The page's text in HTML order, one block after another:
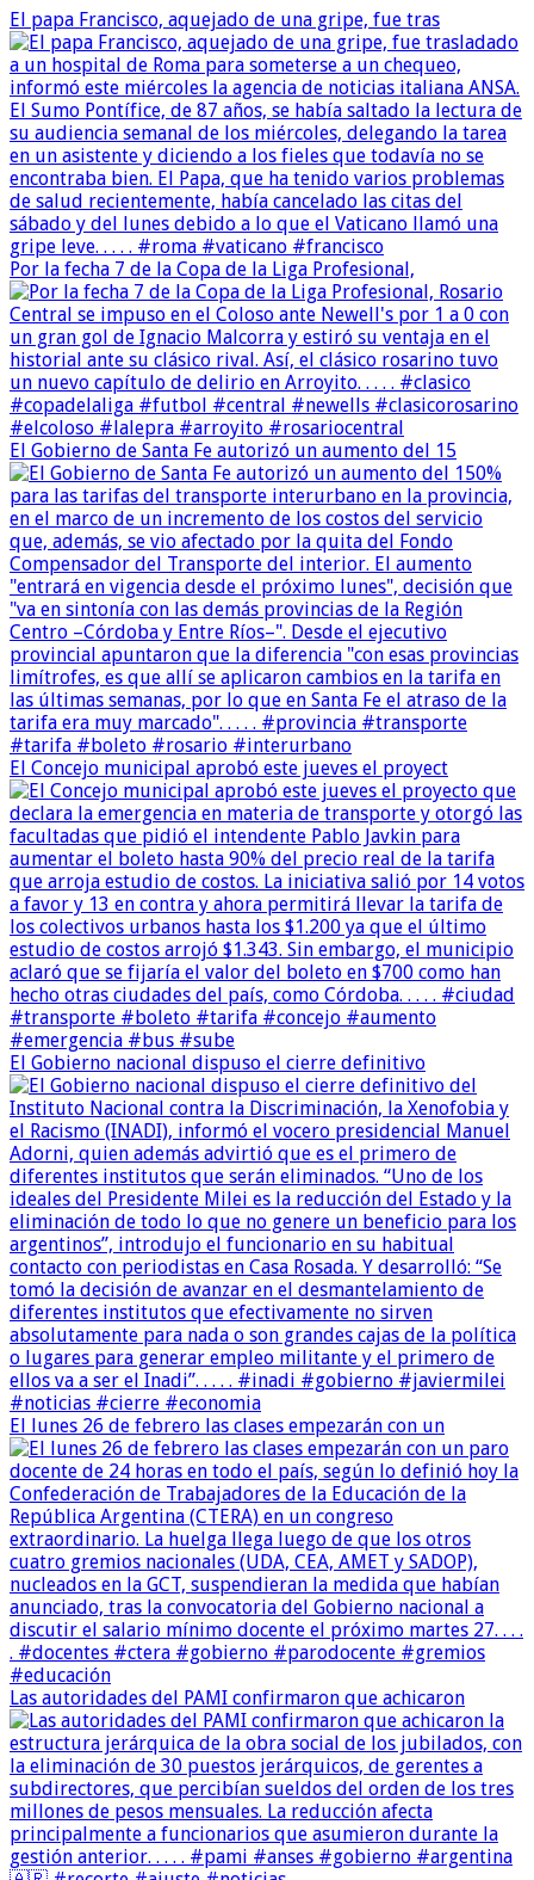
El papa Francisco, aquejado de una gripe, fue tras
Por la fecha 7 de la Copa de la Liga Profesional,
El Gobierno de Santa Fe autorizó un aumento del 15
El Concejo municipal aprobó este jueves el proyect
El Gobierno nacional dispuso el cierre definitivo
El lunes 26 de febrero las clases empezarán con un
Las autoridades del PAMI confirmaron que achicaron